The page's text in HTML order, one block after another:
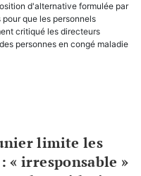
d'alternative formulée par
que les personnels
critiqué les directeurs
personnes en congé maladie
limite les
« irresponsable »